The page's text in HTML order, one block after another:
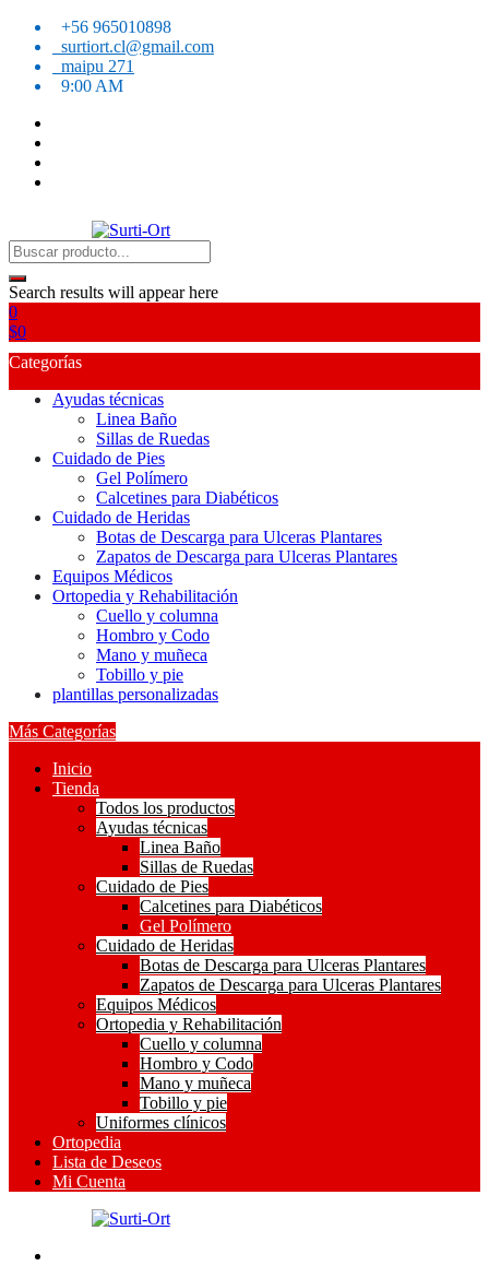
Skip
content
+56 965010898
surtiort.cl@gmail.com
maipu 271
9:00 AM
Surti-Ort
SO
Search results will appear here
0
$0
Categorías
Ayudas técnicas
Linea Baño
Sillas de Ruedas
Cuidado de Pies
Gel Polímero
Calcetines para Diabéticos
Cuidado de Heridas
Botas de Descarga para Ulceras Plantares
Zapatos de Descarga para Ulceras Plantares
Equipos Médicos
Ortopedia y Rehabilitación
Cuello y columna
Hombro y Codo
Mano y muñeca
Tobillo y pie
plantillas personalizadas
Más Categorías
Inicio
Tienda
Todos los productos
Ayudas técnicas
Linea Baño
Sillas de Ruedas
Cuidado de Pies
Calcetines para Diabéticos
Gel Polímero
Cuidado de Heridas
Botas de Descarga para Ulceras Plantares
Zapatos de Descarga para Ulceras Plantares
Equipos Médicos
Ortopedia y Rehabilitación
Cuello y columna
Hombro y Codo
Mano y muñeca
Tobillo y pie
Uniformes clínicos
Ortopedia
Lista de Deseos
Mi Cuenta